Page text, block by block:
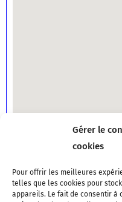
Gérer le
cookies
Pour offrir les meilleures
telles que les cookies pour
appareils. Le fait de consentir à